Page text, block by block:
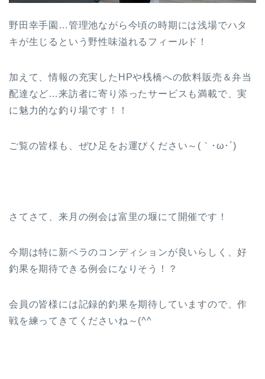
野田幸手園…管理池ながら今頃の時期には浅場でハタ
キが生じるという野性味溢れるフィールド！
加えて、情報の充実したHPや桟橋への飲料販売＆弁当
配達など…来訪者に寄り添ったサービスも満載で、実
に魅力的な釣り場です！！
ご覧の皆様も、ぜひ足をお運びください～(｀･ω･´)ゞ
さてさて、来月の例会は富里の堰にて開催です！
今期は特に新ベラのコンディションが良いらしく、好
釣果を期待できる例会になりそう！？
会員の皆様には記録的釣果を期待していますので、作
戦を練ってきてくださいね～(^^ゞ